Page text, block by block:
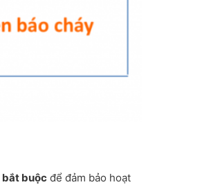
bắt buộc để đảm bảo hoạt